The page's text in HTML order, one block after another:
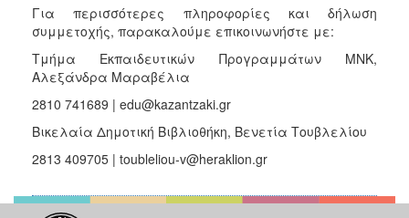
Για περισσότερες πληροφορίες και δήλωση
συμμετοχής, παρακαλούμε επικοινωνήστε με:
Τμήμα Εκπαιδευτικών Προγραμμάτων ΜΝΚ,
Αλεξάνδρα Μαραβέλια
2810 741689 | edu@kazantzaki.gr
Βικελαία Δημοτική Βιβλιοθήκη, Βενετία Τουβλελίου
2813 409705 | toubleliou-v@heraklion.gr